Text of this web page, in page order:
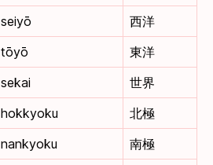
seiyō
西洋
tōyō
東洋
sekai
世界
hokkyoku
北極
nankyoku
南極